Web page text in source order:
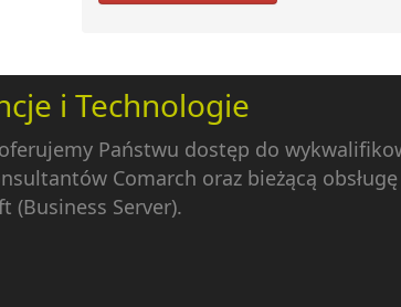
i Technologie
Państwu dostęp do
Comarch oraz bieżącą
(Business Server).